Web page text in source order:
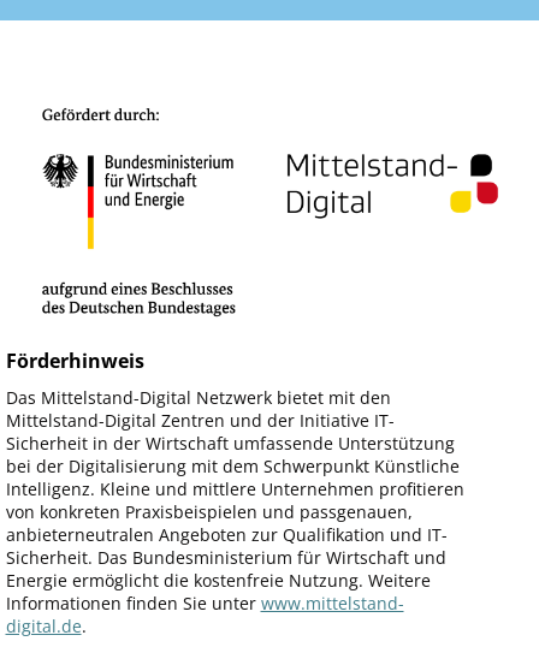
Förderhinweis
Das Mittelstand-Digital Netzwerk bietet mit den
Mittelstand-Digital Zentren und der Initiative IT-
Sicherheit in der Wirtschaft umfassende Unterstützung
bei der Digitalisierung mit dem Schwerpunkt Künstliche
Intelligenz. Kleine und mittlere Unternehmen profitieren
von konkreten Praxisbeispielen und passgenauen,
anbieterneutralen Angeboten zur Qualifikation und IT-
Sicherheit. Das Bundesministerium für Wirtschaft und
Energie ermöglicht die kostenfreie Nutzung. Weitere
Informationen finden Sie unter www.mittelstand-
digital.de.